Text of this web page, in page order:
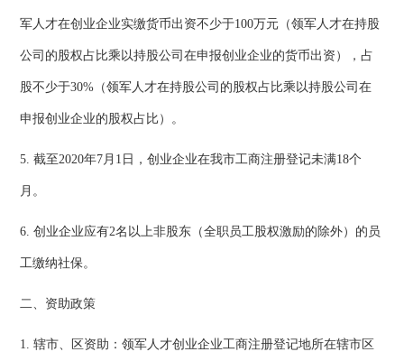
军人才在创业企业实缴货币出资不少于100万元（领军人才在持股
公司的股权占比乘以持股公司在申报创业企业的货币出资），占
股不少于30%（领军人才在持股公司的股权占比乘以持股公司在
申报创业企业的股权占比）。
5. 截至2020年7月1日，创业企业在我市工商注册登记未满18个
月。
6. 创业企业应有2名以上非股东（全职员工股权激励的除外）的员
工缴纳社保。
二、资助政策
1. 辖市、区资助：领军人才创业企业工商注册登记地所在辖市区